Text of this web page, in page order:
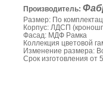
Производитель:
Размер: По
Корпус: ЛДСП
Фасад: МДФ Рамка
Коллекция цветовой
Изменение размера:
Срок изготовления от